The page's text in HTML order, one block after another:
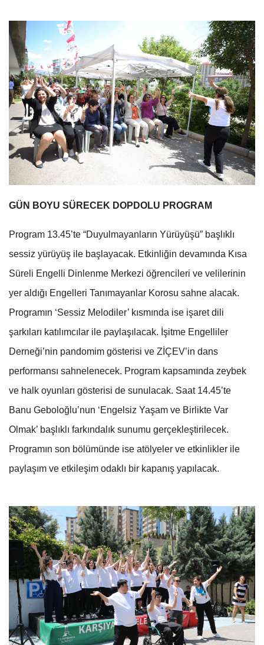
GÜN BOYU SÜRECEK DOPDOLU PROGRAM
Program 13.45’te “Duyulmayanların Yürüyüşü” başlıklı
sessiz yürüyüş ile başlayacak. Etkinliğin devamında Kısa
Süreli Engelli Dinlenme Merkezi öğrencileri ve velilerinin
yer aldığı Engelleri Tanımayanlar Korosu sahne alacak.
Programın ‘Sessiz Melodiler’ kısmında ise işaret dili
şarkıları katılımcılar ile paylaşılacak. İşitme Engelliler
Derneği’nin pandomim gösterisi ve ZİÇEV’in dans
performansı sahnelenecek. Program kapsamında zeybek
ve halk oyunları gösterisi de sunulacak. Saat 14.45’te
Banu Geboloğlu’nun ‘Engelsiz Yaşam ve Birlikte Var
Olmak’ başlıklı farkındalık sunumu gerçekleştirilecek.
Programın son bölümünde ise atölyeler ve etkinlikler ile
paylaşım ve etkileşim odaklı bir kapanış yapılacak.